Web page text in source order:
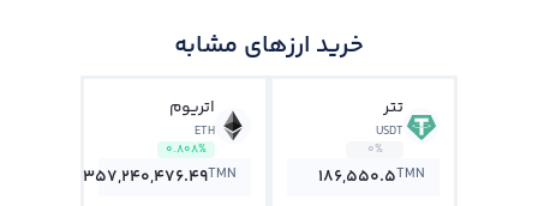
خرید ارزهای مشابه
تتر
USDT
0%
186,550.5TMN
اتریوم
ETH
0.808%
357,240,476.49TMN